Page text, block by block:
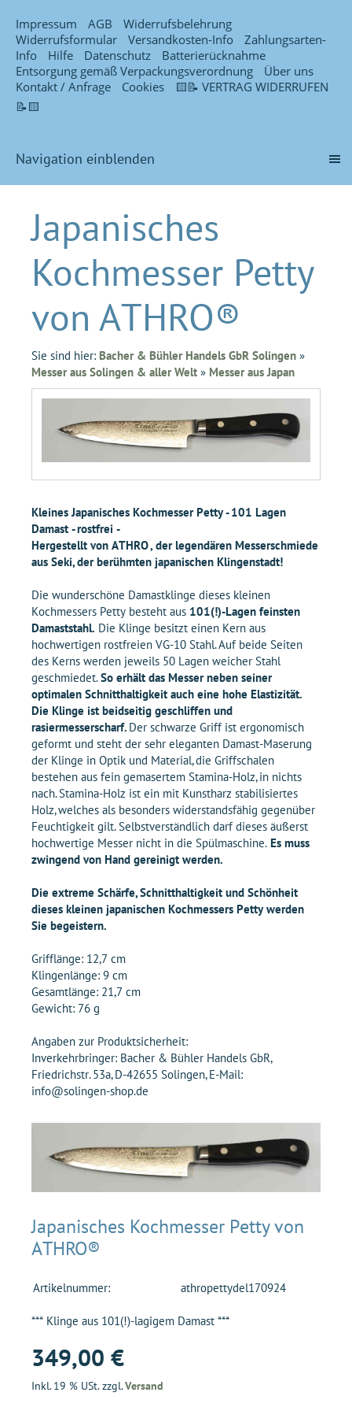
Impressum AGB
Widerrufsbelehrung
Widerrufsformular
Versandkosten-Info
Zahlungsarten-
Info
Hilfe Datenschutz
Batterierücknahme
Entsorgung gemäß Verpackungsverordnung
Über uns
Kontakt / Anfrage
Cookies
🟨📝 VERTRAG WIDERRUFEN
📝🟨
Navigation einblenden
Japanisches
Kochmesser Petty
von ATHRO®
Sie sind hier: Bacher & Bühler Handels GbR Solingen »
Messer aus Solingen & aller Welt » Messer aus Japan
Kleines Japanisches Kochmesser Petty - 101 Lagen
Damast - rostfrei -
Hergestellt von ATHRO , der legendären Messerschmiede
aus Seki, der berühmten japanischen Klingenstadt!
Die wunderschöne Damastklinge dieses kleinen
Kochmessers Petty besteht aus 101(!)-Lagen feinsten
Damaststahl. Die Klinge besitzt einen Kern aus
hochwertigen rostfreien VG-10 Stahl. Auf beide Seiten
des Kerns werden jeweils 50 Lagen weicher Stahl
geschmiedet.So erhält das Messer neben seiner
optimalen Schnitthaltigkeit auch eine hohe Elastizität.
Die Klinge ist beidseitig geschliffen und
rasiermesserscharf. Der schwarze Griff ist ergonomisch
geformt und steht der sehr eleganten Damast-Maserung
der Klinge in Optik und Material, die Griffschalen
bestehen aus fein gemasertem Stamina-Holz, in nichts
nach. Stamina-Holz ist ein mit Kunstharz stabilisiertes
Holz, welches als besonders widerstandsfähig gegenüber
Feuchtigkeit gilt. Selbstverständlich darf dieses äußerst
hochwertige Messer nicht in die Spülmaschine. Es muss
zwingend von Hand gereinigt werden.
Die extreme Schärfe, Schnitthaltigkeit und Schönheit
dieses kleinen japanischen Kochmessers Petty werden
Sie begeistern.
Grifflänge: 12,7 cm
Klingenlänge: 9 cm
Gesamtlänge: 21,7 cm
Gewicht: 76 g
Angaben zur Produktsicherheit:
Inverkehrbringer: Bacher & Bühler Handels GbR,
Friedrichstr. 53a, D-42655 Solingen, E-Mail:
info@solingen-shop.de
Japanisches Kochmesser Petty von
ATHRO®
Artikelnummer: athropettydel170924
*** Klinge aus 101(!)-lagigem Damast ***
349,00 €
Inkl. 19 % USt. zzgl.Versand